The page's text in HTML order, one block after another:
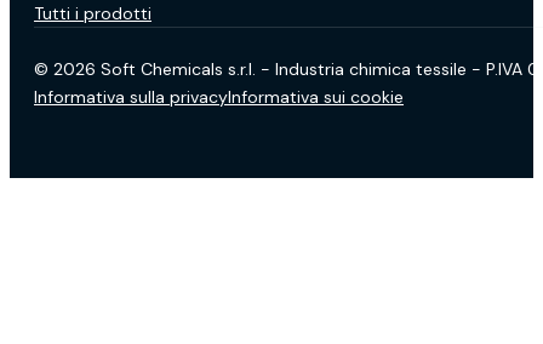
Tutti i prodotti
© 2026 Soft Chemicals s.r.l. - Industria chimica tessile - P.IVA
Informativa sulla privacyInformativa sui cookie